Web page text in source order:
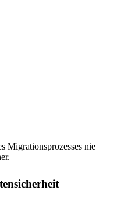
Migrationsprozesses nie